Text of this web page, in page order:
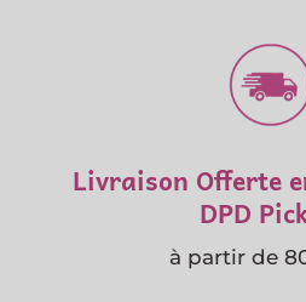
Livraison Offerte
DPD
à partir de